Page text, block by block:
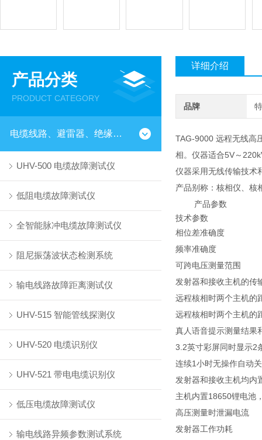
产品分类
PRODUCT CATEGORY
电缆线路、避雷器、绝缘子测试仪器
UHV-500 电缆故障测试仪
低阻电缆故障测试仪
全智能脉冲电缆故障测试仪
阻尼振荡波状态检测系统
输电线路故障距离测试仪
UHV-515 智能管线探测仪
UHV-520 电缆识别仪
UHV-521 带电电缆识别仪
低压电缆故障测试仪
输电线路异频参数测试系统
详细介绍
品牌
TAG-9000 远程无线高
相。仪器适合5V～
仪器采用无线传输技术
产品别称：核相仪、核
产品参数
技术参数
相位差准确度
频率准确度
可跨电压测量范围
发射器和接收主机的传
远程核相时两个主机的
远程核相时两个主机的
真人语音提示测量结果
3.2英寸彩屏同时显示2
连续1小时无操作自动
发射器和接收主机均内
主机内置18650锂电池
高压测量时泄漏电流
发射器工作功耗